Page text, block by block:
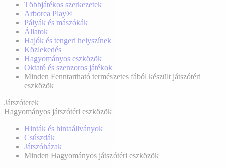
Többjátékos szerkezetek
Arborea Play®
Pályák és mászókák
Állatok
Hajók és tengeri helyszínek
Közlekedés
Hagyományos eszközök
Oktató és szenzoros játékok
Minden Fenntartható természetes fából készült játszótéri
eszközök
Játszóterek
Hagyományos játszótéri eszközök
Hinták és hintaállványok
Csúszdák
Játszóházak
Minden Hagyományos játszótéri eszközök